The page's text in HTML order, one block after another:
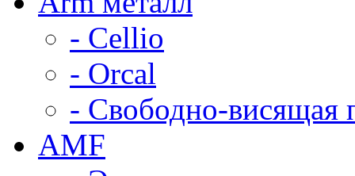
- Cellio
- Orcal
- Свободно-висящая
AMF